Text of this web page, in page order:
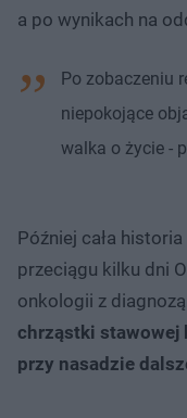
a po wynikach na
Po zobaczeniu
niepokojące
walka o życie -
Później cała
przeciągu kilku dni
onkologii z
chrząstki stawowej
przy nasadzie